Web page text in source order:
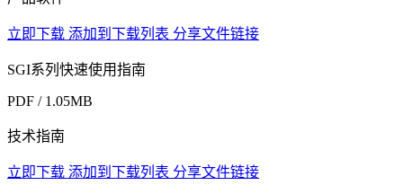
立即下载 添加到下载列表 分享文件链接
SGI系列快速使用指南
PDF / 1.05MB
技术指南
立即下载 添加到下载列表 分享文件链接